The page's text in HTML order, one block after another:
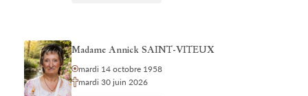
Madame Annick SAINT-VITEUX
mardi 14 octobre 1958
mardi 30 juin 2026